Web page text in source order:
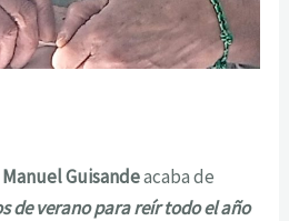
Manuel Guisandeacaba de
de verano para reír todo el año